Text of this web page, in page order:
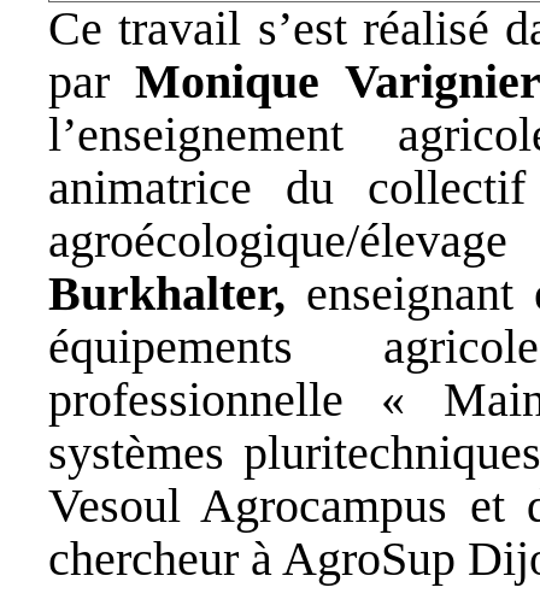
Ce travail s’est réalisé
parMonique Varignier
l’enseignement
animatrice du
agroécologique/
Burkhalter,
équipements
professionnelle «
systèmes
Vesoul Agrocampus et
chercheur à AgroSup